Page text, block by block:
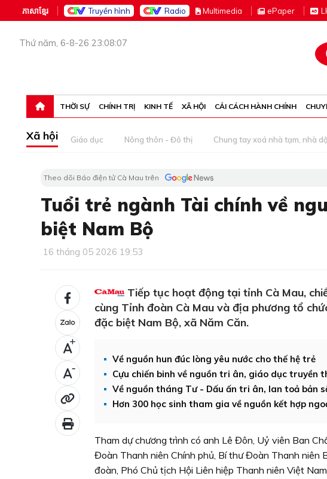
ភាសាខ្មែរ Truyền hình Radio Multimedia ePaper
Thứ năm, 6-8-26 23:08:07
THỜI SỰ CHÍNH TRỊ KINH TẾ XÃ HỘI CẢI CÁCH HÀNH CHÍNH
Xã hội Giáo dục Nông thôn - Đô thị Chung tay xoá nhà tạm, nhà
Theo dõi Báo điện tử Cà Mau trên
Tuổi trẻ ngành Tài chính về
biệt Nam Bộ
16 tháng 05 2026 19:53
+
-
Tiếp tục hoạt động tại tỉnh Cà Mau,
cùng Tỉnh đoàn Cà Mau và địa phương tổ
đặc biệt Nam Bộ, xã Năm Căn.
Về nguồn hun đúc lòng yêu nước cho thế hệ trẻ
Cựu chiến binh về nguồn tri ân, giáo dục truyền
Về nguồn tháng Tư - Dấu ấn tri ân, lan toả bản
Hơn 300 học sinh tham gia về nguồn kết hợp
Tham dự chương trình có anh Lê Đôn, Uỷ viên Ban
Đoàn Thanh niên Chính phủ, Bí thư Đoàn Thanh niên
đoàn, Phó Chủ tịch Hội Liên hiệp Thanh niên Việt